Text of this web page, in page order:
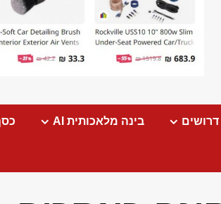
דרושים בינה מלאכותית AI